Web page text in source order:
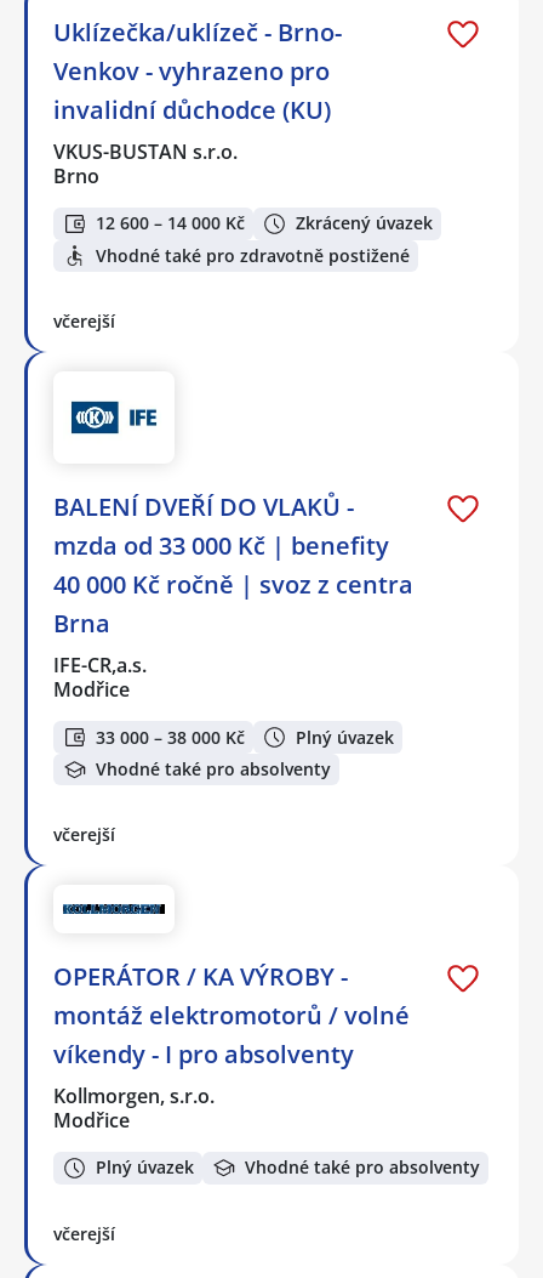
Uklízečka/uklízeč - Brno-
Venkov - vyhrazeno pro
invalidní důchodce (KU)
VKUS-BUSTAN s.r.o.
Brno
12 600 – 14 000 Kč
Zkrácený úvazek
Vhodné také pro zdravotně postižené
včerejší
BALENÍ DVEŘÍ DO VLAKŮ -
mzda od 33 000 Kč | benefity
40 000 Kč ročně | svoz z centra
Brna
IFE-CR,a.s.
Modřice
33 000 – 38 000 Kč
Plný úvazek
Vhodné také pro absolventy
včerejší
OPERÁTOR / KA VÝROBY -
montáž elektromotorů / volné
víkendy - I pro absolventy
Kollmorgen, s.r.o.
Modřice
Plný úvazek Vhodné také pro absolventy
včerejší